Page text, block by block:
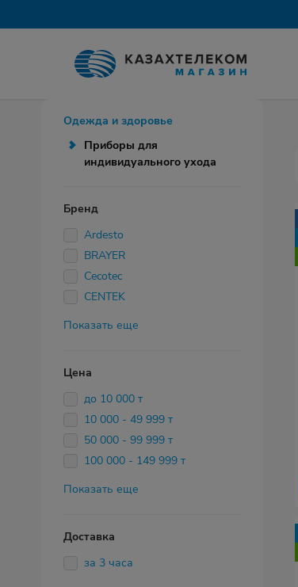
Одежда и здоровье
Приборы для
индивидуального ухода
Бренд
Ardesto
BRAYER
Cecotec
CENTEK
Показать еще
Цена
до 10 000 т
10 000 - 49 999 т
50 000 - 99 999 т
100 000 - 149 999 т
Показать еще
Доставка
за 3 часа